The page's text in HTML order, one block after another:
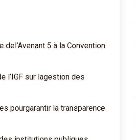
5 à la Convention
sur lagestion des
la transparence